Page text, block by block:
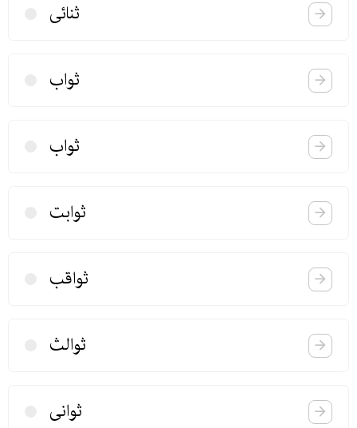
ثنائی
ثواب
ثواب
ثوابت
ثواقب
ثوالث
ثوانی